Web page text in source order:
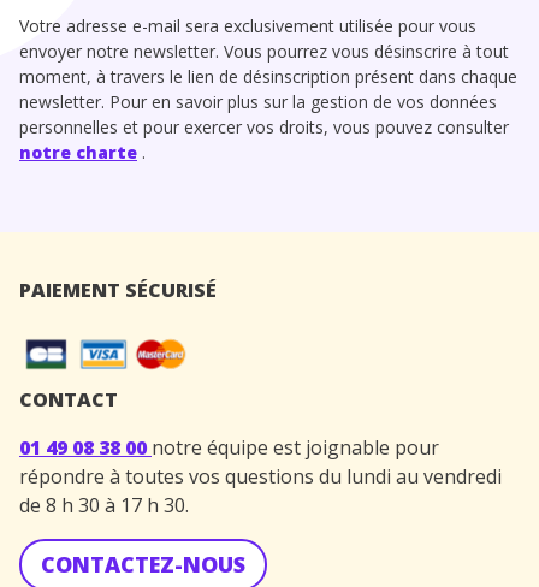
Votre adresse e-mail sera exclusivement utilisée pour vous
envoyer notre newsletter. Vous pourrez vous désinscrire à tout
moment, à travers le lien de désinscription présent dans chaque
newsletter. Pour en savoir plus sur la gestion de vos données
personnelles et pour exercer vos droits, vous pouvez consulter
notre charte .
PAIEMENT SÉCURISÉ
CONTACT
01 49 08 38 00 notre équipe est joignable pour
répondre à toutes vos questions du lundi au vendredi
de 8 h 30 à 17 h 30.
CONTACTEZ-NOUS